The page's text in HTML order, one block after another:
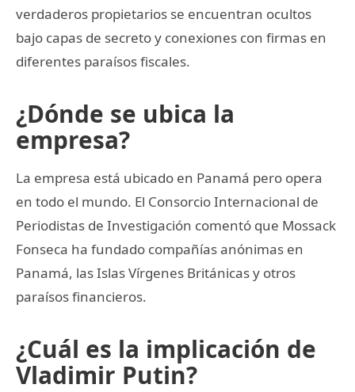
verdaderos propietarios se encuentran ocultos
bajo capas de secreto y conexiones con firmas en
diferentes paraísos fiscales.
¿Dónde se ubica la
empresa?
La empresa está ubicado en Panamá pero opera
en todo el mundo. El Consorcio Internacional de
Periodistas de Investigación comentó que Mossack
Fonseca ha fundado compañías anónimas en
Panamá, las Islas Vírgenes Británicas y otros
paraísos financieros.
¿Cuál es la implicación de
Vladimir Putin?